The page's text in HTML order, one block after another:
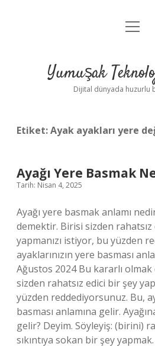
Anasayfa
Yasal
menüyü
Yumuşak
Dijital dünyada huzurlu
Etiket:Ayak ayakları yere
Ayağı Yere Basmak
Tarih: Nisan 4, 2025
Ayağı yere basmak anlamı
demektir. Birisi sizden
yapmanızı istiyor, bu yüzden
ayaklarınızın yere basması
Ağustos 2024 Bu kararlı
sizden rahatsız edici bir şey
yüzden reddediyorsunuz. Bu,
basması anlamına gelir.
gelir? Deyim. Söyleyiş: (birini)
sıkıntıya sokan bir şey